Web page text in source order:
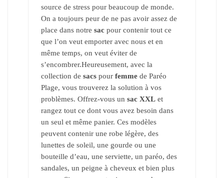
source de stress pour beaucoup de monde.
On a toujours peur de ne pas avoir assez de
place dans notre sac pour contenir tout ce
que l’on veut emporter avec nous et en
même temps, on veut éviter de
s’encombrer.Heureusement, avec la
collection de sacs pour femme de Paréo
Plage, vous trouverez la solution à vos
problèmes. Offrez-vous un sac XXL et
rangez tout ce dont vous avez besoin dans
un seul et même panier. Ces modèles
peuvent contenir une robe légère, des
lunettes de soleil, une gourde ou une
bouteille d’eau, une serviette, un paréo, des
sandales, un peigne à cheveux et bien plus